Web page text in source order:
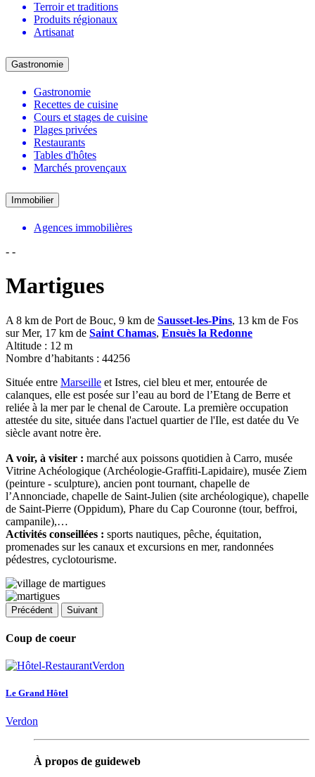
Terroir et traditions
Produits régionaux
Artisanat
Gastronomie
Gastronomie
Recettes de cuisine
Cours et stages de cuisine
Plages privées
Restaurants
Tables d'hôtes
Marchés provençaux
Immobilier
Agences immobilières
- -
Martigues
A 8 km de Port de Bouc, 9 km de Sausset-les-Pins, 13 km de Fos
sur Mer, 17 km de Saint Chamas, Ensuès la Redonne
Altitude : 12 m
Nombre d’habitants : 44256
Située entre Marseille et Istres, ciel bleu et mer, entourée de
calanques, elle est posée sur l’eau au bord de l’Etang de Berre et
reliée à la mer par le chenal de Caroute. La première occupation
attestée du site, située dans l'actuel quartier de l'Ile, est datée du Ve
siècle avant notre ère.
A voir, à visiter : marché aux poissons quotidien à Carro, musée
Vitrine Achéologique (Archéologie-Graffiti-Lapidaire), musée Ziem
(peinture - sculpture), ancien pont tournant, chapelle de
l’Annonciade, chapelle de Saint-Julien (site archéologique), chapelle
de Saint-Pierre (Oppidum), Phare du Cap Couronne (tour, beffroi,
campanile),…
Activités conseillées : sports nautiques, pêche, équitation,
promenades sur les canaux et excursions en mer, randonnées
pédestres, cyclotourisme.
Précédent Suivant
Coup de coeur
Le Grand Hôtel
Verdon
À propos de guideweb